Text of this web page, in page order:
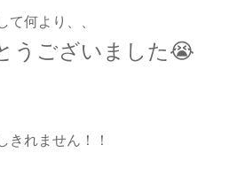
て何より、、
うございました😭
きれません！！